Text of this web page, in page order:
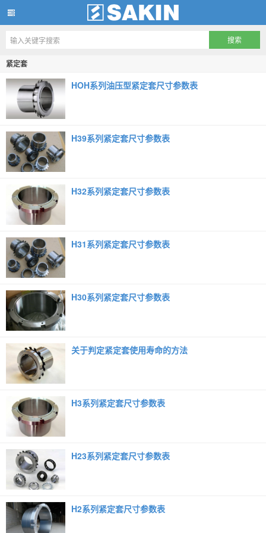
南京尚精机械有限公司
紧定套
HOH系列油压型紧定套尺寸参数表
H39系列紧定套尺寸参数表
H32系列紧定套尺寸参数表
H31系列紧定套尺寸参数表
H30系列紧定套尺寸参数表
关于判定紧定套使用寿命的方法
H3系列紧定套尺寸参数表
H23系列紧定套尺寸参数表
H2系列紧定套尺寸参数表